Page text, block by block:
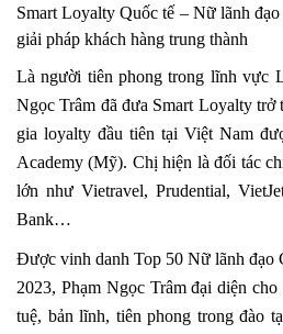
Smart Loyalty Quốc tế – Nữ lãnh
giải pháp khách hàng trung thành
Là người tiên phong trong lĩnh vực
Ngọc Trâm đã đưa Smart Loyalty trở
gia loyalty đầu tiên tại Việt Nam
Academy (Mỹ). Chị hiện là đối tác
lớn như Vietravel, Prudential,
Bank…
Được vinh danh Top 50 Nữ lãnh
2023, Phạm Ngọc Trâm đại diện
tuệ, bản lĩnh, tiên phong trong đào